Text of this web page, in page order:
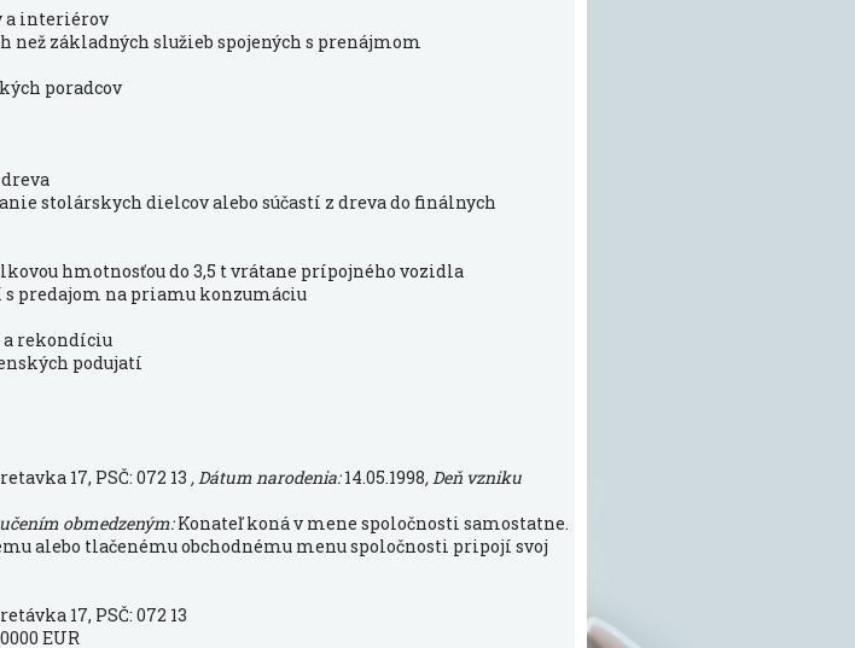
a interiérov
základných služieb spojených s prenájmom
poradcov
stolárskych dielcov alebo súčastí z dreva do finálnych
hmotnosťou do 3,5 t vrátane prípojného vozidla
s predajom na priamu konzumáciu
a rekondíciu
podujatí
17, PSČ: 072 13 , Dátum narodenia:14.05.1998, Deň vzniku
obmedzeným:Konateľ koná v mene spoločnosti samostatne.
alebo tlačenému obchodnému menu spoločnosti pripojí svoj
17, PSČ: 072 13
EUR